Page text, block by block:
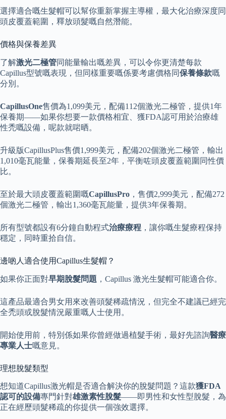
選擇適合嘅生髮帽可以幫你重新掌握主導權，最大化治療深度同
頭皮覆蓋範圍，釋放頭髮嘅自然潛能。
價格與保養差異
了解激光二極管同能量輸出嘅差異，可以令你更清楚每款
Capillus型號嘅表現，但同樣重要嘅係要考慮價格同保養條款嘅
分別。
CapillusOne售價為1,099美元，配備112個激光二極管，提供1年
保養期——如果你想要一款價格相宜、獲FDA認可用於治療雄
性禿嘅設備，呢款就啱晒。
升級版CapillusPlus售價1,999美元，配備202個激光二極管，輸出
1,010毫瓦能量，保養期延長至2年，平衡咗頭皮覆蓋範圍同性價
比。
至於最大頭皮覆蓋範圍嘅CapillusPro ，售價2,999美元，配備272
個激光二極管，輸出1,360毫瓦能量，提供3年保養期。
所有型號都設有6分鐘自動程式治療療程 ，讓你嘅生髮療程保持
穩定，同時重拾自信。
邊啲人適合使用Capillus生髮帽？
如果你正面對早期脫髮問題 ，Capillus 激光生髮帽可能適合你。
這產品最適合男女用來改善頭髮稀疏情況，但完全不建議已經完
全禿頭或脫髮情況嚴重嘅人士使用。
開始使用前，特別係如果你曾經做過植髮手術，最好先諮詢醫療
專業人士嘅意見。
理想脫髮類型
想知道Capillus激光帽是否適合解決你的脫髮問題？這款獲FDA
認可的設備專門針對雄激素性脫髮——即男性和女性型脫髮，為
正在經歷頭髮稀疏的你提供一個強效選擇。